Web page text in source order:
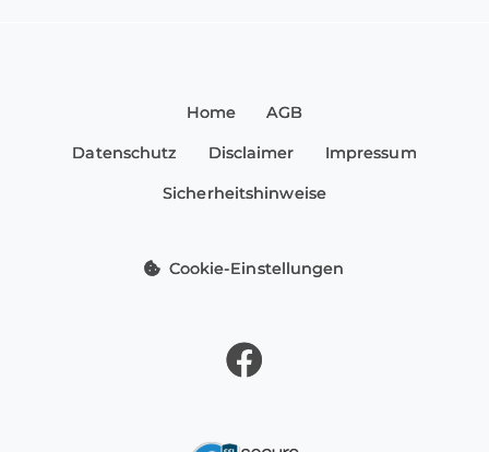
Home AGB
Datenschutz Disclaimer Impressum
Sicherheitshinweise
Cookie-Einstellungen